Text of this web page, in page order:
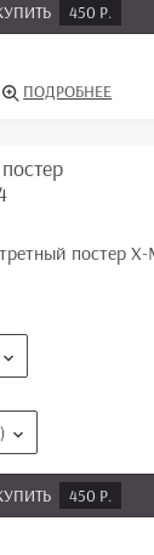
450 Р.
ПОДРОБНЕЕ
450 Р.